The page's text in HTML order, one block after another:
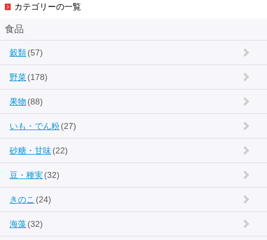
カテゴリーの一覧
食品
穀類(57)
野菜(178)
果物 (88)
いも・でん粉(27)
砂糖・甘味(22)
豆・種実(32)
きのこ (24)
海藻(32)